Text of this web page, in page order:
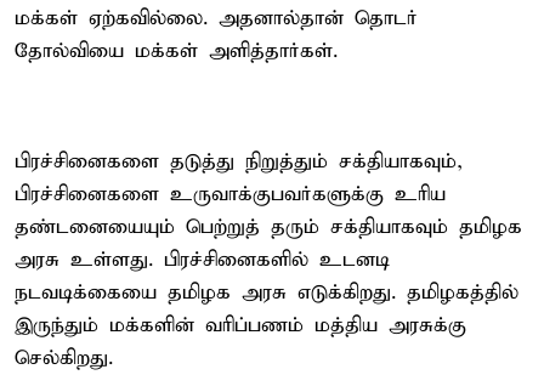
மக்கள் ஏற்கவில்லை. அதனால்தான் தொடர்
தோல்வியை மக்கள் அளித்தார்கள்.
பிரச்சினைகளை தடுத்து நிறுத்தும் சக்தியாகவும்,
பிரச்சினைகளை உருவாக்குபவர்களுக்கு உரிய
தண்டனையையும் பெற்றுத் தரும் சக்தியாகவும் தமிழக
அரசு உள்ளது. பிரச்சினைகளில் உடனடி
நடவடிக்கையை தமிழக அரசு எடுக்கிறது. தமிழகத்தில்
இருந்தும் மக்களின் வரிப்பணம் மத்திய அரசுக்கு
செல்கிறது.